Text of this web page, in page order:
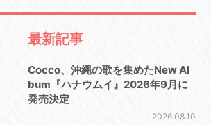
最新記事
Cocco、沖縄の歌を集めたNew Al
bum『ハナウムイ』2026年9月に
発売決定
2026.08.10